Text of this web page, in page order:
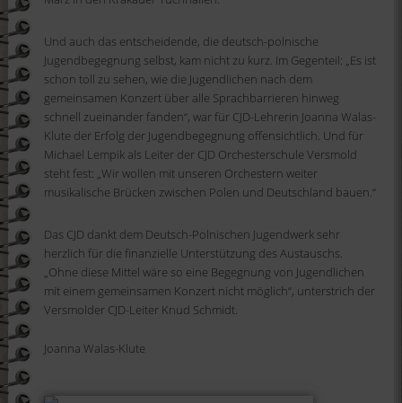
Und auch das entscheidende, die deutsch-polnische
Jugendbegegnung selbst, kam nicht zu kurz. Im Gegenteil: „Es ist
schon toll zu sehen, wie die Jugendlichen nach dem
gemeinsamen Konzert über alle Sprachbarrieren hinweg
schnell zueinander fanden“, war für CJD-Lehrerin Joanna Walas-
Klute der Erfolg der Jugendbegegnung offensichtlich. Und für
Michael Lempik als Leiter der CJD Orchesterschule Versmold
steht fest: „Wir wollen mit unseren Orchestern weiter
musikalische Brücken zwischen Polen und Deutschland bauen.“
Das CJD dankt dem Deutsch-Polnischen Jugendwerk sehr
herzlich für die finanzielle Unterstützung des Austauschs.
„Ohne diese Mittel wäre so eine Begegnung von Jugendlichen
mit einem gemeinsamen Konzert nicht möglich“, unterstrich der
Versmolder CJD-Leiter Knud Schmidt.
Joanna Walas-Klute